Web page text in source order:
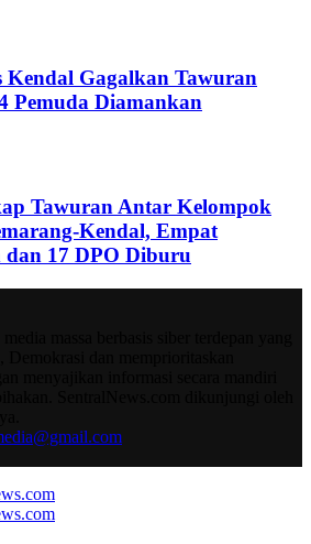
Kendal Gagalkan Tawuran
Pemuda Diamankan
Tawuran Antar Kelompok
Kendal, Empat
dan 17 DPO Diburu